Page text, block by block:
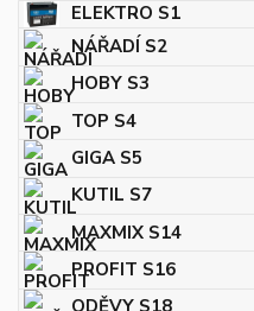
ELEKTRO S1
NÁŘADÍ S2
HOBY S3
TOP S4
GIGA S5
KUTIL S7
MAXMIX S14
PROFIT S16